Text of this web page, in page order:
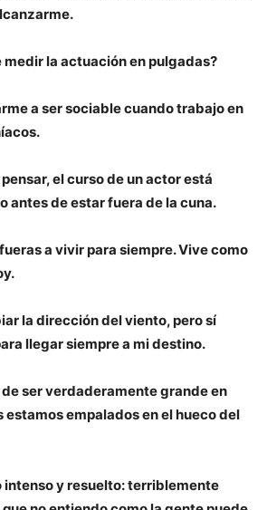
medir la actuación en pulgadas?
a ser sociable cuando trabajo en
el curso de un actor está
antes de estar fuera de la cuna.
a vivir para siempre. Vive como
la dirección del viento, pero sí
llegar siempre a mi destino.
de ser verdaderamente grande en
estamos empalados en el hueco del
intenso y resuelto: terriblemente